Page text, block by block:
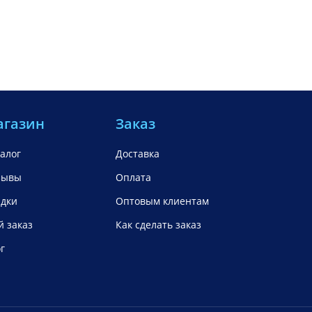
заказ
Заказ
Доставка
Оплата
Оптовым клиентам
Как сделать заказ